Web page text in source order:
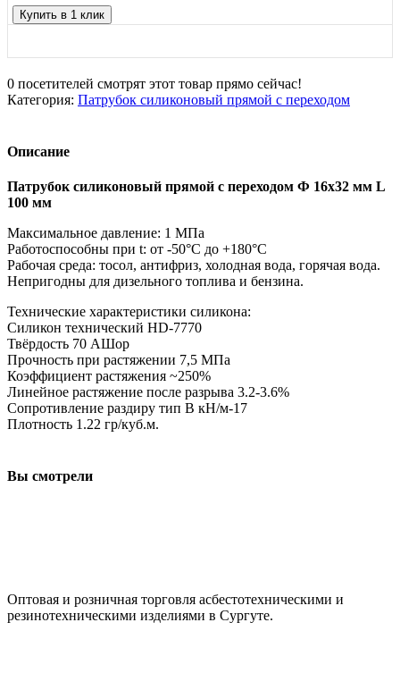
Купить в 1 клик
0 посетителей смотрят этот товар прямо сейчас!
Категория: Патрубок силиконовый прямой с переходом
Описание
Патрубок силиконовый прямой с переходом Ф 16х32 мм L
100 мм
Максимальное давление: 1 МПа
Работоспособны при t: от -50°С до +180°С
Рабочая среда: тосол, антифриз, холодная вода, горячая вода.
Непригодны для дизельного топлива и бензина.
Технические характеристики силикона:
Силикон технический HD-7770
Твёрдость 70 АШор
Прочность при растяжении 7,5 МПа
Коэффициент растяжения ~250%
Линейное растяжение после разрыва 3.2-3.6%
Сопротивление раздиру тип В кН/м-17
Плотность 1.22 гр/куб.м.
Вы смотрели
Оптовая и розничная торговля асбестотехническими и
резинотехническими изделиями в Сургуте.